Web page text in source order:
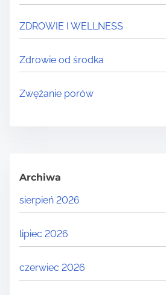
ZDROWIE I WELLNESS
Zdrowie od środka
Zwężanie porów
Archiwa
sierpień 2026
lipiec 2026
czerwiec 2026